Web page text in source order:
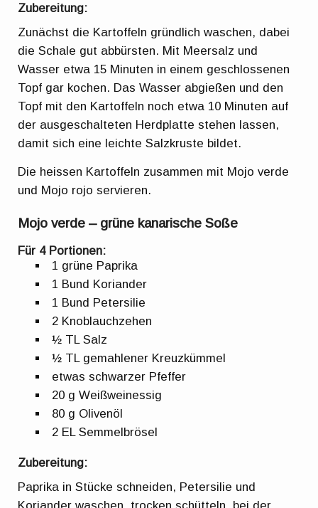
Zubereitung:
Zunächst die Kartoffeln gründlich waschen, dabei
die Schale gut abbürsten. Mit Meersalz und
Wasser etwa 15 Minuten in einem geschlossenen
Topf gar kochen. Das Wasser abgießen und den
Topf mit den Kartoffeln noch etwa 10 Minuten auf
der ausgeschalteten Herdplatte stehen lassen,
damit sich eine leichte Salzkruste bildet.
Die heissen Kartoffeln zusammen mit Mojo verde
und Mojo rojo servieren.
Mojo verde – grüne kanarische Soße
Für 4 Portionen:
1 grüne Paprika
1 Bund Koriander
1 Bund Petersilie
2 Knoblauchzehen
½ TL Salz
½ TL gemahlener Kreuzkümmel
etwas schwarzer Pfeffer
20 g Weißweinessig
80 g Olivenöl
2 EL Semmelbrösel
Zubereitung:
Paprika in Stücke schneiden, Petersilie und